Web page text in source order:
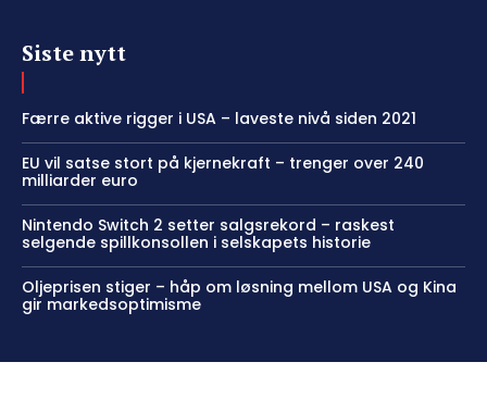
Siste nytt
Færre aktive rigger i USA – laveste nivå siden 2021
EU vil satse stort på kjernekraft – trenger over 240
milliarder euro
Nintendo Switch 2 setter salgsrekord – raskest
selgende spillkonsollen i selskapets historie
Oljeprisen stiger – håp om løsning mellom USA og Kina
gir markedsoptimisme